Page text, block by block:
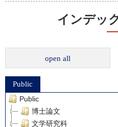
インデッ
open all
Public
Public
博士論文
文学研究科